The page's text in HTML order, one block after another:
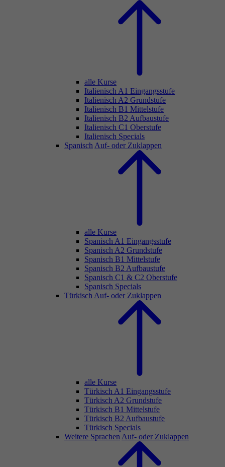
alle Kurse
Italienisch A1 Eingangsstufe
Italienisch A2 Grundstufe
Italienisch B1 Mittelstufe
Italienisch B2 Aufbaustufe
Italienisch C1 Oberstufe
Italienisch Specials
Spanisch Auf- oder Zuklappen
alle Kurse
Spanisch A1 Eingangsstufe
Spanisch A2 Grundstufe
Spanisch B1 Mittelstufe
Spanisch B2 Aufbaustufe
Spanisch C1 & C2 Oberstufe
Spanisch Specials
Türkisch Auf- oder Zuklappen
alle Kurse
Türkisch A1 Eingangsstufe
Türkisch A2 Grundstufe
Türkisch B1 Mittelstufe
Türkisch B2 Aufbaustufe
Türkisch Specials
Weitere Sprachen Auf- oder Zuklappen